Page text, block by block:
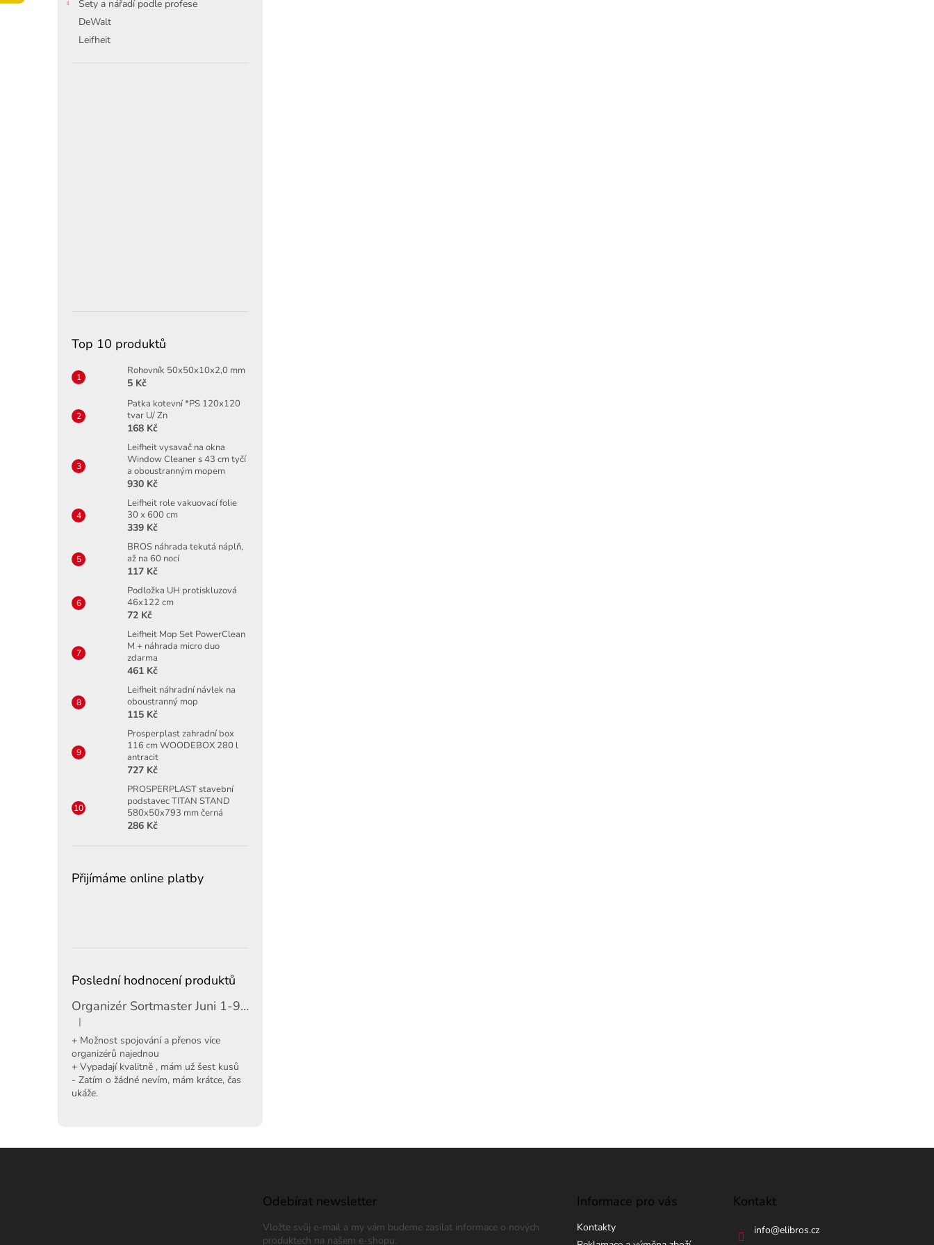
Sety a nářadí podle profese
DeWalt
Leifheit
Top 10 produktů
Rohovník 50x50x10x2,0 mm
5 Kč
Patka kotevní *PS 120x120
tvar U/ Zn
168 Kč
Leifheit vysavač na okna
Window Cleaner s 43 cm tyčí
a oboustranným mopem
930 Kč
Leifheit role vakuovací folie
30 x 600 cm
339 Kč
BROS náhrada tekutá náplň,
až na 60 nocí
117 Kč
Podložka UH protiskluzová
46x122 cm
72 Kč
Leifheit Mop Set PowerClean
M + náhrada micro duo
zdarma
461 Kč
Leifheit náhradní návlek na
oboustranný mop
115 Kč
Prosperplast zahradní box
116 cm WOODEBOX 280 l
antracit
727 Kč
PROSPERPLAST stavební
podstavec TITAN STAND
580x50x793 mm černá
286 Kč
Přijímáme online platby
Poslední hodnocení produktů
Organizér Sortmaster Juni 1-97-483
Hodnocení produktu je 5 z 5 hvězdiček.
|
+ Možnost spojování a přenos více
organizérů najednou
+ Vypadají kvalitně , mám už šest kusů
- Zatím o žádné nevím, mám krátce, čas
ukáže.
Z
Odebírat newsletter
Vložte svůj e-mail a my vám budeme zasílat informace o nových
produktech na našem e-shopu.
Informace pro vás
Kontakty
Kontakt
info@elibros.cz